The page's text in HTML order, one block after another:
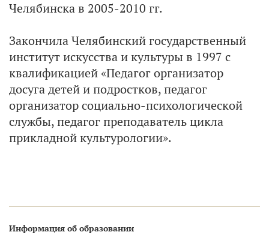
Челябинска в 2005-2010 гг.
Закончила Челябинский государственный
институт искусства и культуры в 1997 с
квалификацией «Педагог организатор
досуга детей и подростков, педагог
организатор социально-психологической
службы, педагог преподаватель цикла
прикладной культурологии».
Информация об образовании